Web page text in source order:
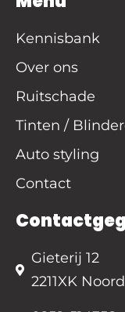
Kennisbank
Over ons
Ruitschade
Tinten /
Auto styling
Contact
Gieterij 12
2211XK